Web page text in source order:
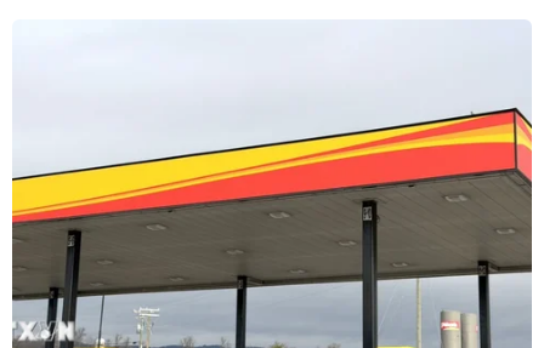
Tổng thống Trump chỉ trích cựu Cố vấn
An ninh quốc gia John Bolton
30/01/2020 00:48
Tổng thống Trump nói rằng cựu trợ lý hàng đầu John